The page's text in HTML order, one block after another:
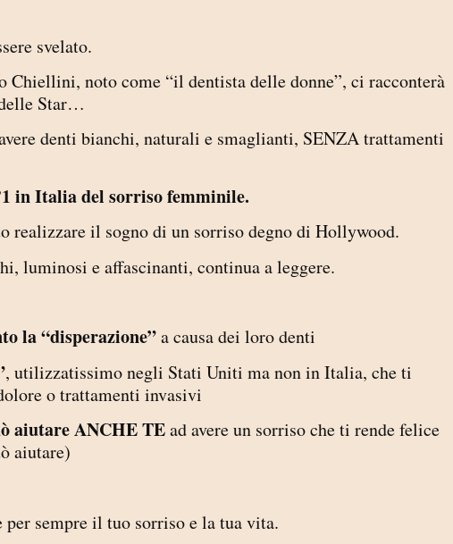
svelato.
noto come “il dentista delle donne”, ci racconterà
Star…
denti bianchi, naturali e smaglianti, SENZA trattamenti
in Italia del sorriso femminile.
realizzare il sogno di un sorriso degno di Hollywood.
luminosi e affascinanti, continua a leggere.
la “disperazione”a causa dei loro denti
, utilizzatissimo negli Stati Uniti ma non in Italia, che ti
o trattamenti invasivi
aiutare ANCHE TEad avere un sorriso che ti rende felice
aiutare)
per sempre il tuo sorriso e la tua vita.